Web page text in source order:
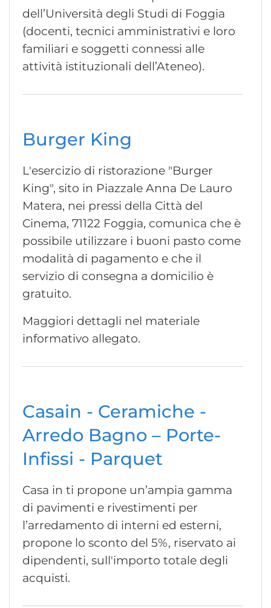
dell’Università degli Studi di Foggia
(docenti, tecnici amministrativi e loro
familiari e soggetti connessi alle
attività istituzionali dell’Ateneo).
Burger King
L'esercizio di ristorazione "Burger
King", sito in Piazzale Anna De Lauro
Matera, nei pressi della Città del
Cinema, 71122 Foggia, comunica che è
possibile utilizzare i buoni pasto come
modalità di pagamento e che il
servizio di consegna a domicilio è
gratuito.
Maggiori dettagli nel materiale
informativo allegato.
Casain - Ceramiche -
Arredo Bagno – Porte-
Infissi - Parquet
Casa in ti propone un’ampia gamma
di pavimenti e rivestimenti per
l’arredamento di interni ed esterni,
propone lo sconto del 5%, riservato ai
dipendenti, sull'importo totale degli
acquisti.